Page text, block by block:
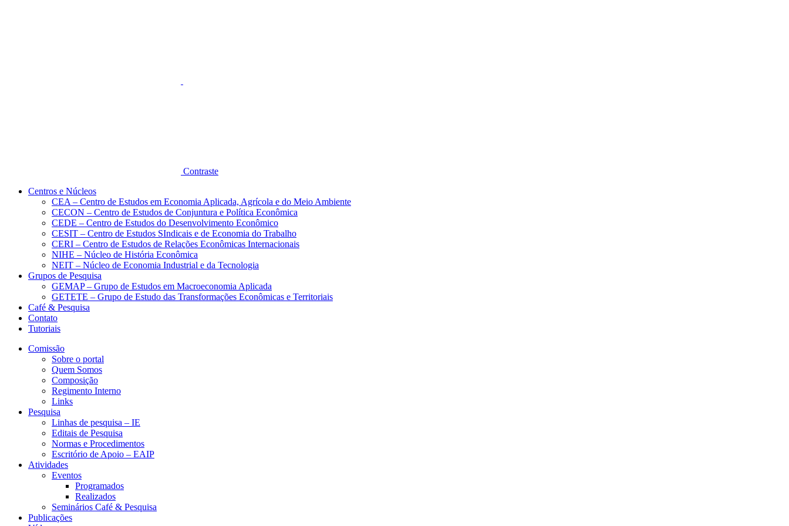
Contraste
Centros e Núcleos
CEA – Centro de Estudos em Economia Aplicada, Agrícola e do Meio Ambiente
CECON – Centro de Estudos de Conjuntura e Política Econômica
CEDE – Centro de Estudos do Desenvolvimento Econômico
CESIT – Centro de Estudos SIndicais e de Economia do Trabalho
CERI – Centro de Estudos de Relações Econômicas Internacionais
NIHE – Núcleo de História Econômica
NEIT – Núcleo de Economia Industrial e da Tecnologia
Grupos de Pesquisa
GEMAP – Grupo de Estudos em Macroeconomia Aplicada
GETETE – Grupo de Estudo das Transformações Econômicas e Territoriais
Café & Pesquisa
Contato
Tutoriais
Comissão
Sobre o portal
Quem Somos
Composição
Regimento Interno
Links
Pesquisa
Linhas de pesquisa – IE
Editais de Pesquisa
Normas e Procedimentos
Escritório de Apoio – EAIP
Atividades
Eventos
Programados
Realizados
Seminários Café & Pesquisa
Publicações